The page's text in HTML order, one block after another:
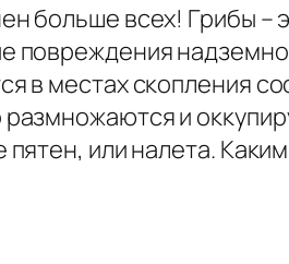
больше всех! Грибы
повреждения
в местах скопления
и
пятен, или налета.